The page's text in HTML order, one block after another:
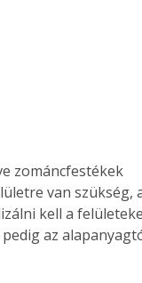
zománcfestékek
van szükség,
kell a
az